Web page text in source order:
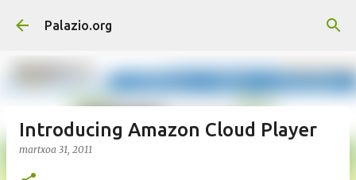
Saltatu eta joan eduki nagusira
Palazio.org
Introducing Amazon Cloud Player
martxoa 31, 2011